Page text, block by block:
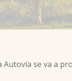
Autovía se va a